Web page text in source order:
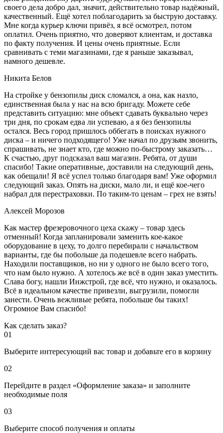
своего дела добро дал, значит, действительно товар надёжный,
качественный. Ещё хотел поблагодарить за быструю доставку.
Мне когда курьер ключи привёз, я всё осмотрел, потом
оплатил. Очень приятно, что доверяют клиентам, и доставка
по факту получения. И цены очень приятные. Если
сравнивать с теми магазинами, где я раньше заказывал,
намного дешевле.
Никита Белов
На стройке у бензопилы диск сломался, а она, как назло,
единственная была у нас на всю бригаду. Можете себе
представить ситуацию: мне объект сдавать буквально через
три дня, по срокам едва ли успеваю, а я без бензопилы
остался. Весь город пришлось оббегать в поисках нужного
диска – и ничего подходящего! Уже начал по друзьям звонить,
спрашивать, не знает кто, где можно по-быстрому заказать…
К счастью, друг подсказал ваш магазин. Ребята, от души
спасибо! Такие оперативные, доставили на следующий день,
как обещали! Я всё успел только благодаря вам! Уже оформил
следующий заказ. Опять на диски, мало ли, и ещё кое-чего
набрал для перестраховки. По таким-то ценам – грех не взять!
Алексей Морозов
Как мастер фрезеровочного цеха скажу – товар здесь
отменный! Когда запланировали заменить кое-какое
оборудование в цеху, то долго перебирали с начальством
варианты, где бы побольше да подешевле всего набрать.
Находили поставщиков, но ни у одного не было всего того,
что нам было нужно. А хотелось же всё в один заказ уместить.
Слава богу, нашли Инжстрой, где всё, что нужно, и оказалось.
Всё в идеальном качестве привезли, выгрузили, помогли
занести. Очень вежливые ребята, побольше бы таких!
Огромное Вам спасибо!
Как сделать заказ?
01
Выберите интересующий вас товар и добавьте его в корзину
02
Перейдите в раздел «Оформление заказа» и заполните
необходимые поля
03
Выберите способ получения и оплаты